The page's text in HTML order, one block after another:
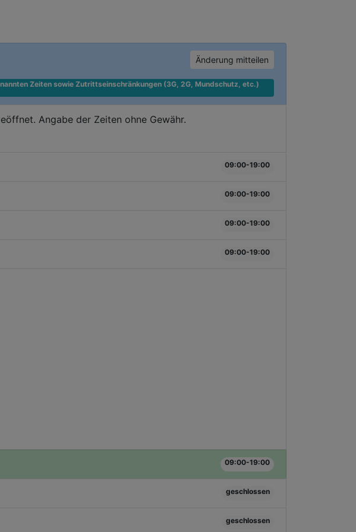
Änderung mitteilen
Zeiten sowie Zutrittseinschränkungen (3G, 2G, Mundschutz, etc.)
Angabe der Zeiten ohne Gewähr.
09:00-19:00
09:00-19:00
09:00-19:00
09:00-19:00
09:00-19:00
geschlossen
geschlossen